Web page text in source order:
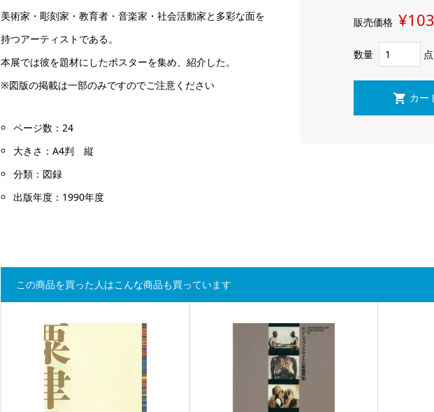
美術家・彫刻家・教育者・音楽家・社会活動家と多彩な面を
持つアーティストである。
本展では彼を題材にしたポスターを集め、紹介した。
※図版の掲載は一部のみですのでご注意ください
ページ数：24
大きさ：A4判 縦
分類：図録
出版年度：1990年度
販売価格 ¥103
数量 点
この商品を買った人はこんな商品も買っています